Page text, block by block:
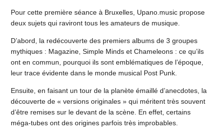
Pour cette première séance à Bruxelles, Upano.music propose
deux sujets qui raviront tous les amateurs de musique.
D’abord, la redécouverte des premiers albums de 3 groupes
mythiques : Magazine, Simple Minds et Chameleons : ce qu’ils
ont en commun, pourquoi ils sont emblématiques de l’époque,
leur trace évidente dans le monde musical Post Punk.
Ensuite, en faisant un tour de la planète émaillé d’anecdotes, la
découverte de « versions originales » qui méritent très souvent
d’être remises sur le devant de la scène. En effet, certains
méga-tubes ont des origines parfois très improbables.